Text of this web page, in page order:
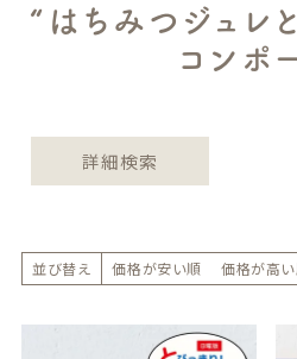
“はちみつジュレ
コンポ
詳細検索
キーワードヒット順
並び替え 価格が安い順 価格が高